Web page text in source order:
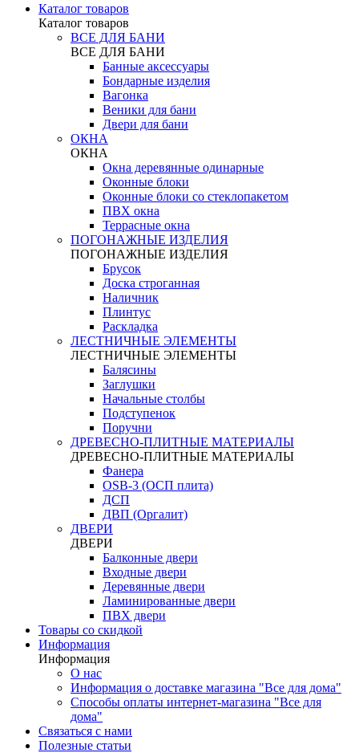
Каталог товаров
Каталог товаров
ВСЕ ДЛЯ БАНИ
ВСЕ ДЛЯ БАНИ
Банные аксессуары
Бондарные изделия
Вагонка
Веники для бани
Двери для бани
ОКНА
ОКНА
Окна деревянные одинарные
Оконные блоки
Оконные блоки со стеклопакетом
ПВХ окна
Террасные окна
ПОГОНАЖНЫЕ ИЗДЕЛИЯ
ПОГОНАЖНЫЕ ИЗДЕЛИЯ
Брусок
Доска строганная
Наличник
Плинтус
Раскладка
ЛЕСТНИЧНЫЕ ЭЛЕМЕНТЫ
ЛЕСТНИЧНЫЕ ЭЛЕМЕНТЫ
Балясины
Заглушки
Начальные столбы
Подступенок
Поручни
ДРЕВЕСНО-ПЛИТНЫЕ МАТЕРИАЛЫ
ДРЕВЕСНО-ПЛИТНЫЕ МАТЕРИАЛЫ
Фанера
OSB-3 (ОСП плита)
ДСП
ДВП (Оргалит)
ДВЕРИ
ДВЕРИ
Балконные двери
Входные двери
Деревянные двери
Ламинированные двери
ПВХ двери
Товары со скидкой
Информация
Информация
О нас
Информация о доставке магазина "Все для дома"
Способы оплаты интернет-магазина "Все для
дома"
Связаться с нами
Полезные статьи